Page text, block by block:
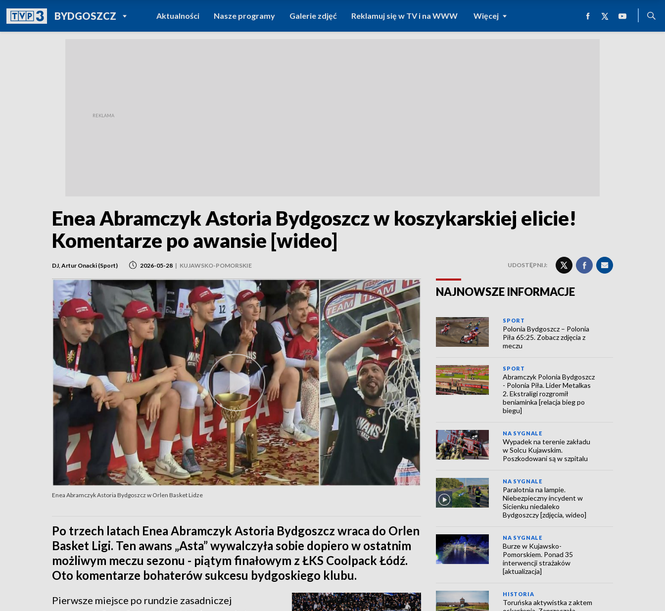
BYDGOSZCZPOWRÓT DO
TVP REGIONY
Aktualności Nasze programy Galerie zdjęć Reklamuj się w TV i na WWW Więcej
Enea Abramczyk Astoria Bydgoszcz w koszykarskiej elicie!
Komentarze po awansie [wideo]
DJ, Artur Onacki (Sport) 2026-05-28 | KUJAWSKO-POMORSKIE UDOSTĘPNIJ:
Enea Abramczyk Astoria Bydgoszcz w Orlen Basket Lidze
Po trzech latach Enea Abramczyk Astoria Bydgoszcz wraca do Orlen
Basket Ligi. Ten awans „Asta” wywalczyła sobie dopiero w ostatnim
możliwym meczu sezonu - piątym finałowym z ŁKS Coolpack Łódź.
Oto komentarze bohaterów sukcesu bydgoskiego klubu.
Pierwsze miejsce po rundzie zasadniczej
NAJNOWSZE INFORMACJE
SPORT
Polonia Bydgoszcz – Polonia
Piła 65:25. Zobacz zdjęcia z
meczu
SPORT
Abramczyk Polonia Bydgoszcz
- Polonia Piła. Lider Metalkas
2. Ekstraligi rozgromił
beniaminka [relacja bieg po
biegu]
NA SYGNALE
Wypadek na terenie zakładu
w Solcu Kujawskim.
Poszkodowani są w szpitalu
NA SYGNALE
Paralotnia na lampie.
Niebezpieczny incydent w
Sicienku niedaleko
Bydgoszczy [zdjęcia, wideo]
NA SYGNALE
Burze w Kujawsko-
Pomorskiem. Ponad 35
interwencji strażaków
[aktualizacja]
HISTORIA
Toruńska aktywistka z aktem